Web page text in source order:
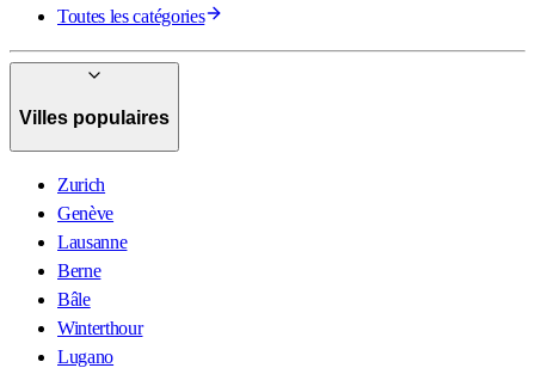
Toutes les catégories
Villes populaires
Zurich
Genève
Lausanne
Berne
Bâle
Winterthour
Lugano